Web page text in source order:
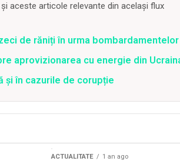
aceste articole relevante din același flux
de răniți în urma bombardamentelor
aprovizionarea cu energie din
și în cazurile de corupție
ACTUALITATE 1 an ago